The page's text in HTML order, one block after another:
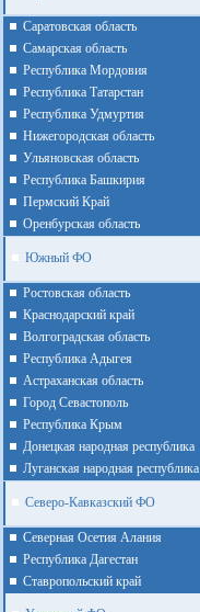
Cаратовская область
Cамарская область
Республика Мордовия
Республика Татарстан
Республика Удмуртия
Нижегородская область
Ульяновская область
Республика Башкирия
Пермский Край
Оренбурская область
Южный ФО
Ростовская область
Краснодарский край
Волгоградская область
Республика Адыгея
Астраханская область
Город Севастополь
Республика Крым
Донецкая народная республика
Луганская народная республика
Северо-Кавказский ФО
Северная Осетия Алания
Республика Дагестан
Ставропольский край